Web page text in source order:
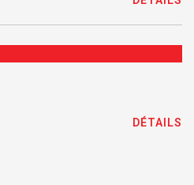
DÉTAILS